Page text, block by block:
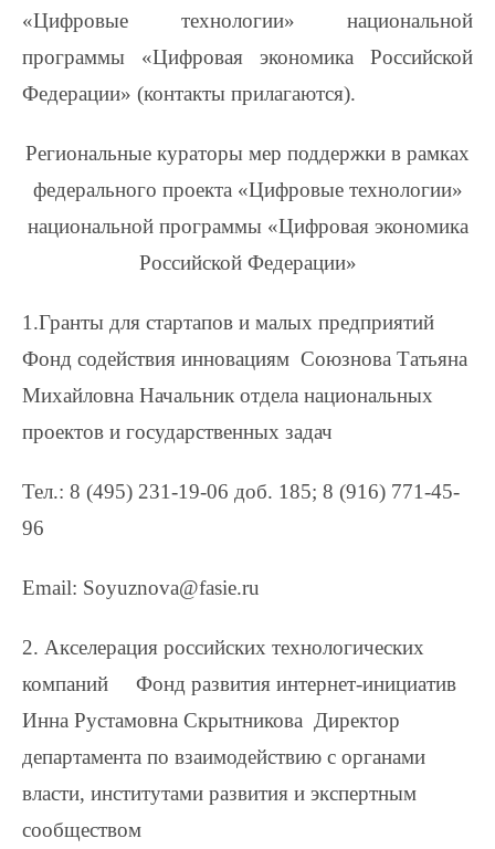
«Цифровые технологии» национальной
программы «Цифровая экономика Российской
Федерации» (контакты прилагаются).
Региональные кураторы мер поддержки в рамках
федерального проекта «Цифровые технологии»
национальной программы «Цифровая экономика
Российской Федерации»
1.Гранты для стартапов и малых предприятий
Фонд содействия инновациям Союзнова Татьяна
Михайловна Начальник отдела национальных
проектов и государственных задач
Тел.: 8 (495) 231-19-06 доб. 185; 8 (916) 771-45-
96
Email: Soyuznova@fasie.ru
2. Акселерация российских технологических
компаний Фонд развития интернет-инициатив
Инна Рустамовна Скрытникова Директор
департамента по взаимодействию с органами
власти, институтами развития и экспертным
сообществом